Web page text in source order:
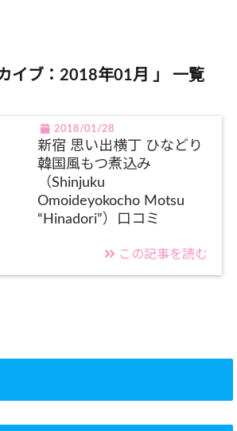
イブ：2018年01月 」 一覧
2018/01/28
新宿 思い出横丁 ひなどり
韓国風もつ煮込み
（Shinjuku
Omoideyokocho Motsu
“Hinadori”）口コミ
この記事を読む